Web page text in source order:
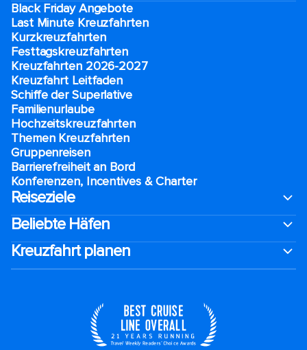
Black Friday Angebote
Last Minute Kreuzfahrten
Kurzkreuzfahrten​
Festtagskreuzfahrten​
Kreuzfahrten 2026-2027
Kreuzfahrt Leitfaden
Schiffe der Superlative
Familienurlaube​
Hochzeitskreuzfahrten
Themen Kreuzfahrten
Gruppenreisen
Barrierefreiheit an Bord​
Konferenzen, Incentives & Charter
Reiseziele
Beliebte Häfen
Kreuzfahrt planen